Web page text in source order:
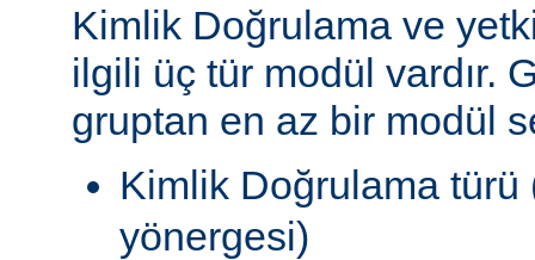
Kimlik Doğrulama ve
ilgili üç tür modül vardır.
gruptan en az bir modül
Kimlik Doğrulama
yönergesi)